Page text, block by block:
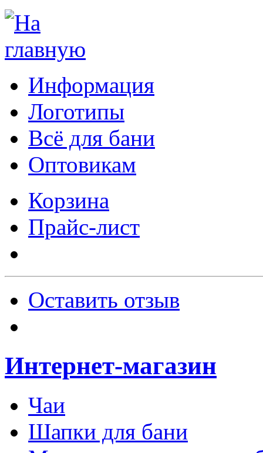
Информация
Логотипы
Всё для бани
Оптовикам
Корзина
Прайс-лист
Оставить отзыв
Интернет-магазин
Чаи
Шапки для бани